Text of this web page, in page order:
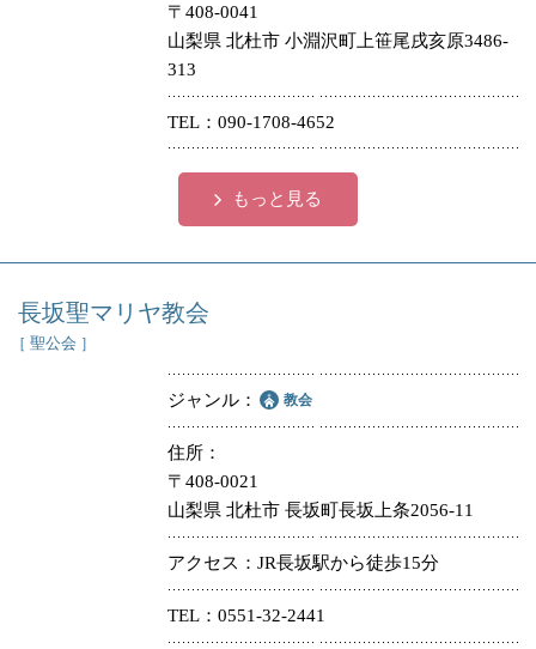
〒408-0041
山梨県 北杜市 小淵沢町上笹尾戌亥原3486-
313
TEL 090-1708-4652
もっと見る
長坂聖マリヤ教会
［ 聖公会 ］
ジャンル 教会
住所
〒408-0021
山梨県 北杜市 長坂町長坂上条2056-11
アクセス JR長坂駅から徒歩15分
TEL 0551-32-2441